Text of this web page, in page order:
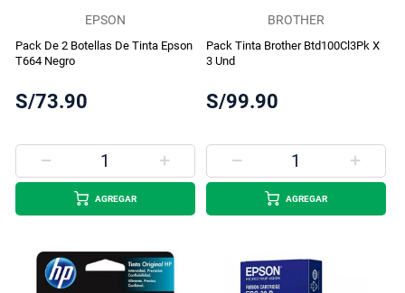
EPSON
Pack De 2 Botellas De Tinta Epson
T664 Negro
S/73.90
AGREGAR
BROTHER
Pack Tinta Brother Btd100Cl3Pk X
3 Und
S/99.90
AGREGAR